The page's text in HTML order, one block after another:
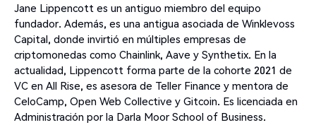
Jane Lippencott es un antiguo miembro del equipo
fundador. Además, es una antigua asociada de Winklevoss
Capital, donde invirtió en múltiples empresas de
criptomonedas como Chainlink, Aave y Synthetix. En la
actualidad, Lippencott forma parte de la cohorte 2021 de
VC en All Rise, es asesora de Teller Finance y mentora de
CeloCamp, Open Web Collective y Gitcoin. Es licenciada en
Administración por la Darla Moor School of Business.